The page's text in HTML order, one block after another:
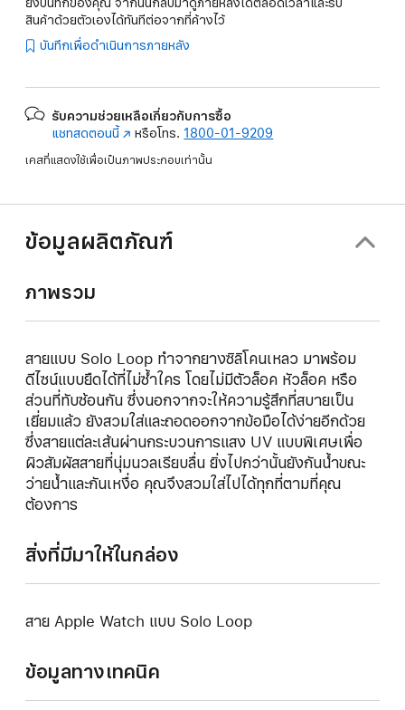
สินค้าด้วยตัวเองได้ทันทีต่อจากที่ค้างไว้
บันทึกเพื่อดำเนินการภายหลัง
รับความช่วยเหลือเกี่ยวกับการซื้อ
แชทสดตอนนี้(เปิด
หน้าต่าง
หรือโทร. 1800-01-9209
เคสที่แสดงใช้เพื่อเป็นภาพประกอบเท่านั้น
ข้อมูลผลิตภัณฑ์
ภาพรวม
สายแบบ Solo Loop ทำจากยางซิลิโคนเหลว มาพร้อม
ดีไซน์แบบยืดได้ที่ไม่ซ้ำใคร โดยไม่มีตัวล็อค หัวล็อค หรือ
ส่วนที่ทับซ้อนกัน ซึ่งนอกจากจะให้ความรู้สึกที่สบายเป็น
เยี่ยมแล้ว ยังสวมใส่และถอดออกจากข้อมือได้ง่ายอีกด้วย
ซึ่งสายแต่ละเส้นผ่านกระบวนการแสง UV แบบพิเศษเพื่อ
ผิวสัมผัสสายที่นุ่มนวลเรียบลื่น ยิ่งไปกว่านั้นยังกันน้ำขณะ
ว่ายน้ำและกันเหงื่อ คุณจึงสวมใส่ไปได้ทุกที่ตามที่คุณ
ต้องการ
สิ่งที่มีมาให้ในกล่อง
สาย Apple Watch แบบ Solo Loop
ข้อมูลทางเทคนิค